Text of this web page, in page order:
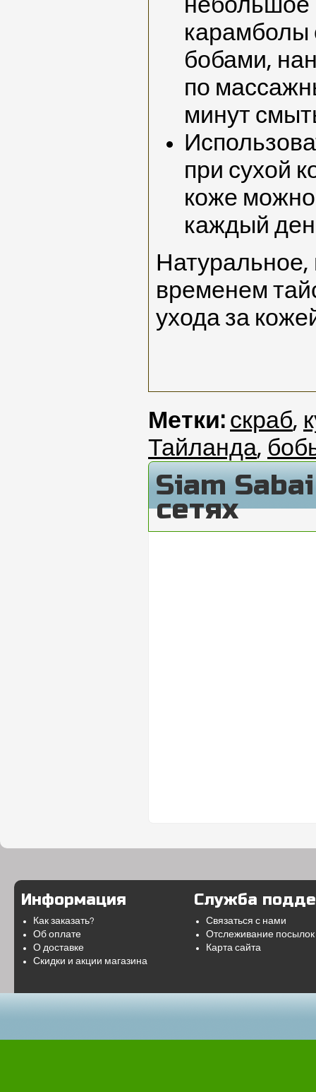
небольшое
карамболы
бобами,
по
минут
при сухой
коже
каждый
временем
ухода за
Метки: скраб,
Тайланда,
Siam
сетях
Информация
Как заказать?
Об оплате
О доставке
Скидки и акции магазина
Служба
Связаться с нами
Отслеживание посылок
Карта сайта